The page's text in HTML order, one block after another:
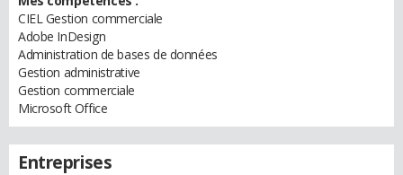
CIEL Gestion commerciale
Adobe InDesign
Administration de bases de données
Gestion administrative
Gestion commerciale
Microsoft Office
Entreprises